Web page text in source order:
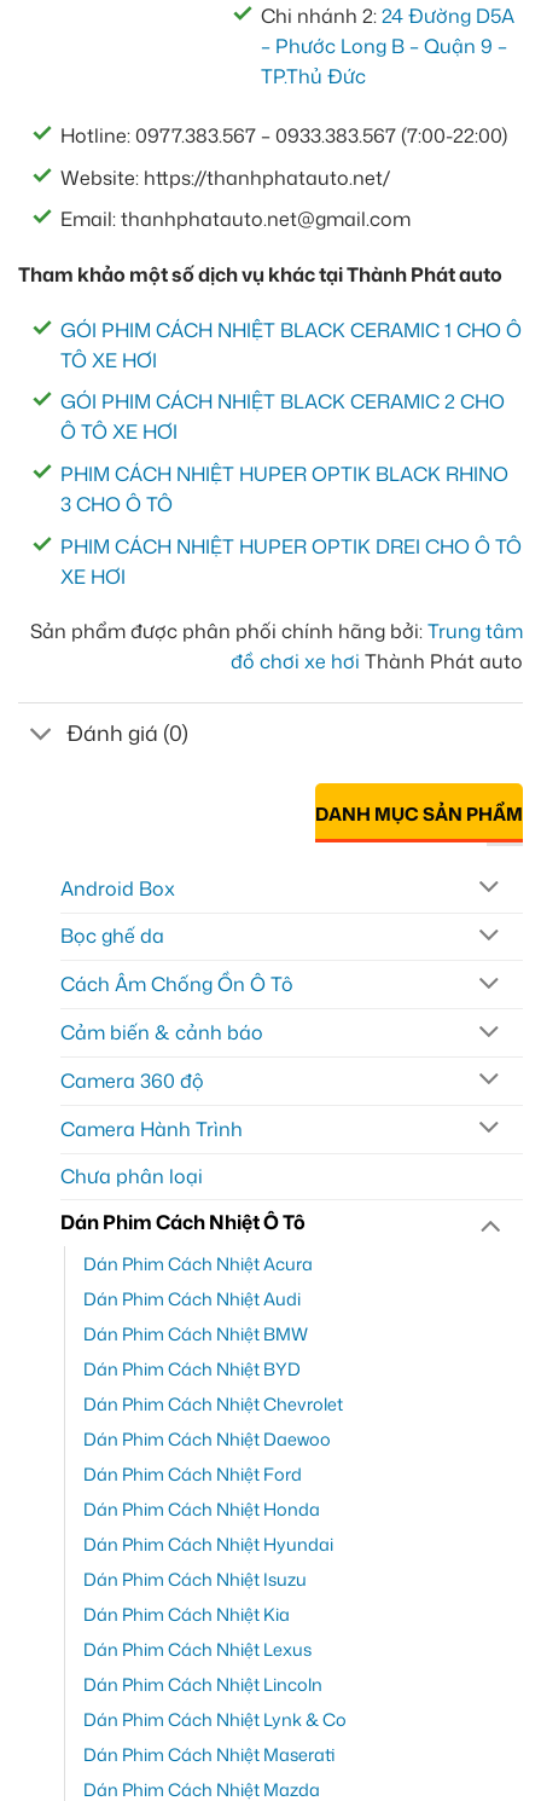
Chi nhánh 2:24 Đường D5A
– Phước Long B – Quận 9 –
TP.Thủ Đức
Hotline: 0977.383.567 – 0933.383.567 (7:00-22:00)
Website: https://thanhphatauto.net/
Email: thanhphatauto.net@gmail.com
Tham khảo một số dịch vụ khác tại Thành Phát auto
GÓI PHIM CÁCH NHIỆT BLACK CERAMIC 1 CHO Ô
TÔ XE HƠI
GÓI PHIM CÁCH NHIỆT BLACK CERAMIC 2 CHO
Ô TÔ XE HƠI
PHIM CÁCH NHIỆT HUPER OPTIK BLACK RHINO
3 CHO Ô TÔ
PHIM CÁCH NHIỆT HUPER OPTIK DREI CHO Ô TÔ
XE HƠI
Sản phẩm được phân phối chính hãng bởi:Trung tâm
đồ chơi xe hơi Thành Phát auto
Đánh giá (0)
DANH MỤC SẢN PHẨM
Android Box
Bọc ghế da
Cách Âm Chống Ồn Ô Tô
Cảm biến & cảnh báo
Camera 360 độ
Camera Hành Trình
Chưa phân loại
Dán Phim Cách Nhiệt Ô Tô
Dán Phim Cách Nhiệt Acura
Dán Phim Cách Nhiệt Audi
Dán Phim Cách Nhiệt BMW
Dán Phim Cách Nhiệt BYD
Dán Phim Cách Nhiệt Chevrolet
Dán Phim Cách Nhiệt Daewoo
Dán Phim Cách Nhiệt Ford
Dán Phim Cách Nhiệt Honda
Dán Phim Cách Nhiệt Hyundai
Dán Phim Cách Nhiệt Isuzu
Dán Phim Cách Nhiệt Kia
Dán Phim Cách Nhiệt Lexus
Dán Phim Cách Nhiệt Lincoln
Dán Phim Cách Nhiệt Lynk & Co
Dán Phim Cách Nhiệt Maserati
Dán Phim Cách Nhiệt Mazda